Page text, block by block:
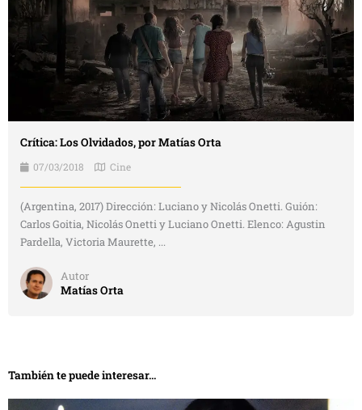
Crítica: Los Olvidados, por Matías Orta
07/03/2018 Cine
(Argentina, 2017) Dirección: Luciano y Nicolás Onetti. Guión:
Carlos Goitia, Nicolás Onetti y Luciano Onetti. Elenco: Agustin
Pardella, Victoria Maurette, ...
Autor
Matías Orta
También te puede interesar...